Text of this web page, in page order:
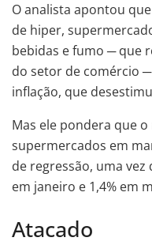
O analista apontou
de hiper,
bebidas e fumo ─ que
do setor de comércio
inflação, que
Mas ele pondera que
supermercados em
de regressão, uma vez
em janeiro e 1,4% em
Atacado